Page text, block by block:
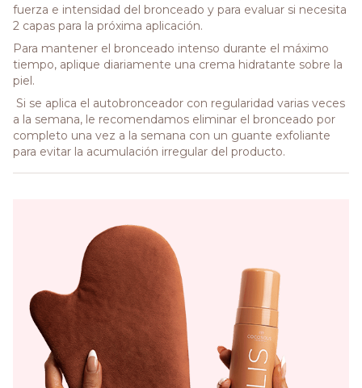
fuerza e intensidad del bronceado y para evaluar si necesita
2 capas para la próxima aplicación.
Para mantener el bronceado intenso durante el máximo
tiempo, aplique diariamente una crema hidratante sobre la
piel.
Si se aplica el autobronceador con regularidad varias veces
a la semana, le recomendamos eliminar el bronceado por
completo una vez a la semana con un guante exfoliante
para evitar la acumulación irregular del producto.